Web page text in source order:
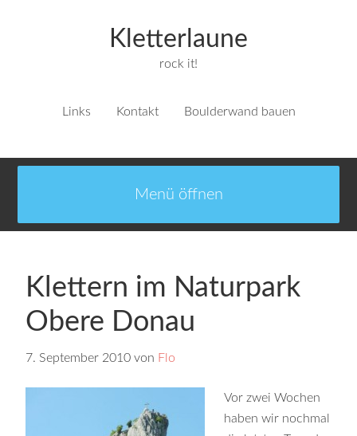
Kletterlaune
rock it!
Links Kontakt Boulderwand bauen
Klettern im Naturpark
Obere Donau
7. September 2010 von Flo
Vor zwei Wochen
haben wir nochmal